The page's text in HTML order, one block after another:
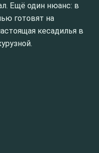
Ещё один нюанс: в
готовят на
кесадилья в